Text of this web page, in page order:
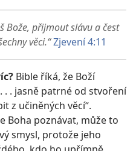
Bože, přijmout slávu a čest
věci.“Zjevení 4:11
Bible říká, že Boží
. . jasně patrné od stvoření
z učiněných věcí“.
Boha poznávat, může to
smysl, protože jeho